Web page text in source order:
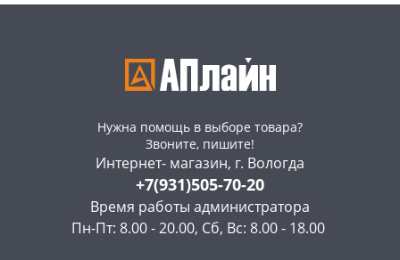
Нужна помощь в выборе товара?
Звоните, пишите!
Интернет- магазин, г. Вологда
+7(931)505-70-20
Время работы администратора
Пн-Пт: 8.00 - 20.00, Сб, Вс: 8.00 - 18.00